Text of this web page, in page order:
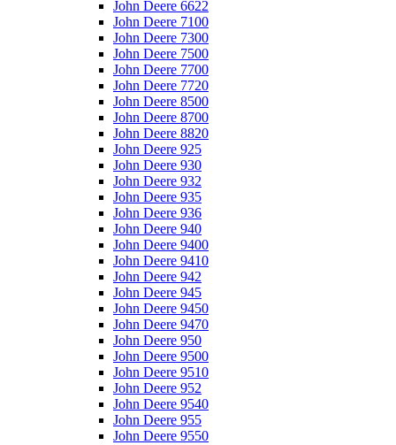
John Deere 6622
John Deere 7100
John Deere 7300
John Deere 7500
John Deere 7700
John Deere 7720
John Deere 8500
John Deere 8700
John Deere 8820
John Deere 925
John Deere 930
John Deere 932
John Deere 935
John Deere 936
John Deere 940
John Deere 9400
John Deere 9410
John Deere 942
John Deere 945
John Deere 9450
John Deere 9470
John Deere 950
John Deere 9500
John Deere 9510
John Deere 952
John Deere 9540
John Deere 955
John Deere 9550